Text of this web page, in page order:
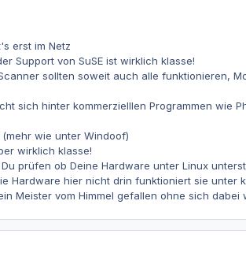
erst im Netz
Support von SuSE ist wirklich klasse!
sollten soweit auch alle funktionieren,
sich hinter kommerzielllen Programmen wie
wie unter Windoof)
wirklich klasse!
prüfen ob Deine Hardware unter Linux
Hardware hier nicht drin funktioniert sie unter
Meister vom Himmel gefallen ohne sich dabei